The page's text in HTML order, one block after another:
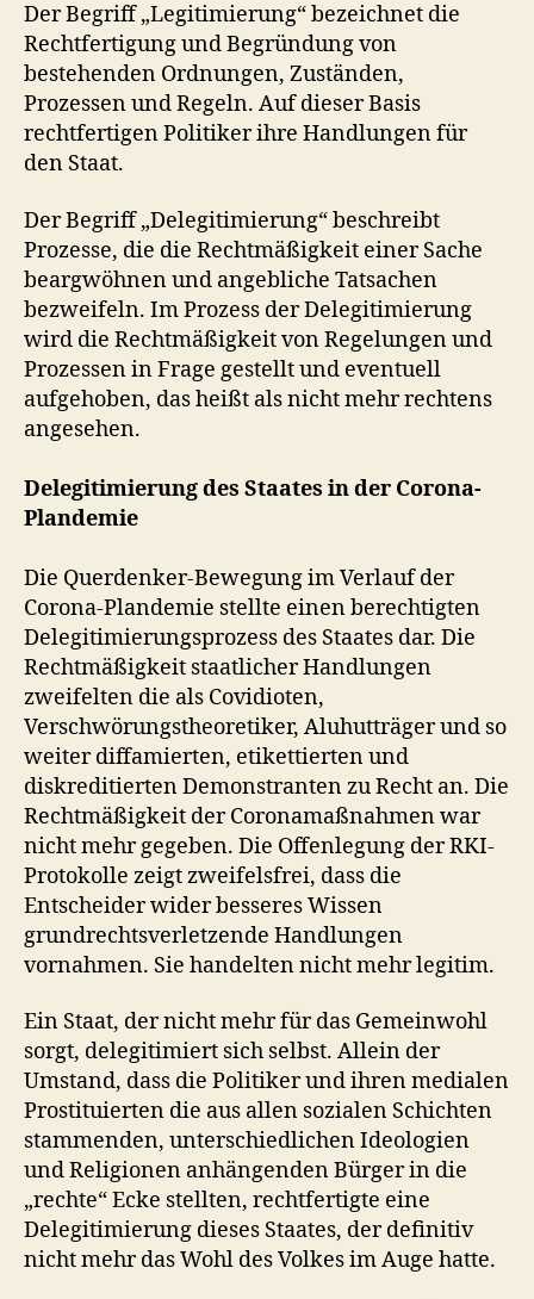
Der Begriff „Legitimierung“ bezeichnet die
Rechtfertigung und Begründung von
bestehenden Ordnungen, Zuständen,
Prozessen und Regeln. Auf dieser Basis
rechtfertigen Politiker ihre Handlungen für
den Staat.
Der Begriff „Delegitimierung“ beschreibt
Prozesse, die die Rechtmäßigkeit einer Sache
beargwöhnen und angebliche Tatsachen
bezweifeln. Im Prozess der Delegitimierung
wird die Rechtmäßigkeit von Regelungen und
Prozessen in Frage gestellt und eventuell
aufgehoben, das heißt als nicht mehr rechtens
angesehen.
Delegitimierung des Staates in der Corona-
Plandemie
Die Querdenker-Bewegung im Verlauf der
Corona-Plandemie stellte einen berechtigten
Delegitimierungsprozess des Staates dar. Die
Rechtmäßigkeit staatlicher Handlungen
zweifelten die als Covidioten,
Verschwörungstheoretiker, Aluhutträger und so
weiter diffamierten, etikettierten und
diskreditierten Demonstranten zu Recht an. Die
Rechtmäßigkeit der Coronamaßnahmen war
nicht mehr gegeben. Die Offenlegung der RKI-
Protokolle zeigt zweifelsfrei, dass die
Entscheider wider besseres Wissen
grundrechtsverletzende Handlungen
vornahmen. Sie handelten nicht mehr legitim.
Ein Staat, der nicht mehr für das Gemeinwohl
sorgt, delegitimiert sich selbst. Allein der
Umstand, dass die Politiker und ihren medialen
Prostituierten die aus allen sozialen Schichten
stammenden, unterschiedlichen Ideologien
und Religionen anhängenden Bürger in die
„rechte“ Ecke stellten, rechtfertigte eine
Delegitimierung dieses Staates, der definitiv
nicht mehr das Wohl des Volkes im Auge hatte.